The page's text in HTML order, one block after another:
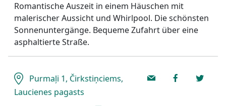
Romantische Auszeit in einem Häuschen mit
malerischer Aussicht und Whirlpool. Die schönsten
Sonnenuntergänge. Bequeme Zufahrt über eine
asphaltierte Straße.
Purmaļi 1, Čirkstiņciems,
Laucienes pagasts